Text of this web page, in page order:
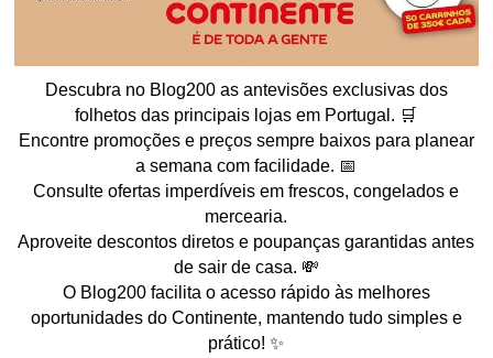
Descubra no Blog200 as antevisões exclusivas dos
folhetos das principais lojas em Portugal. 🛒
Encontre promoções e preços sempre baixos para planear
a semana com facilidade. 📅
Consulte ofertas imperdíveis em frescos, congelados e
mercearia.
Aproveite descontos diretos e poupanças garantidas antes
de sair de casa. 💸
O Blog200 facilita o acesso rápido às melhores
oportunidades do Continente, mantendo tudo simples e
prático! ✨